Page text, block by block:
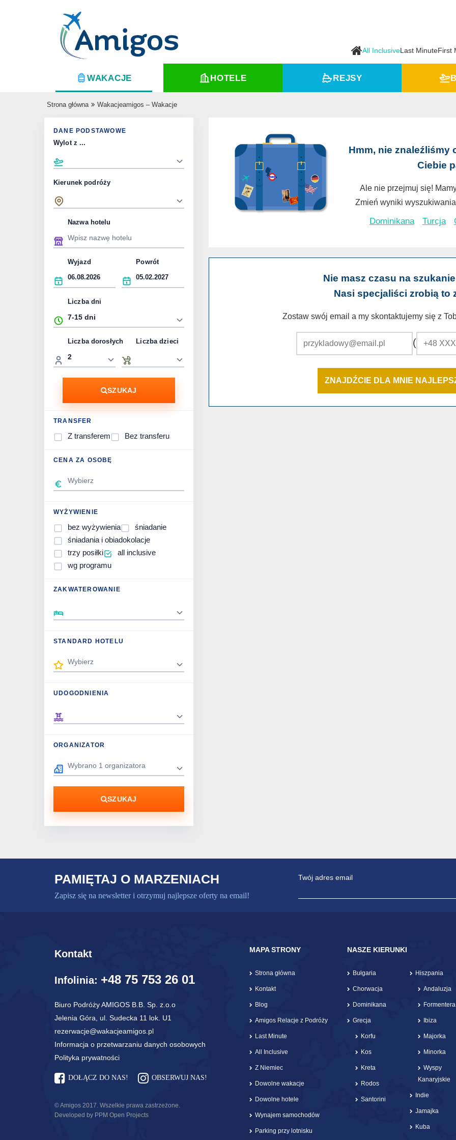
All InclusiveLast MinuteFirst
WAKACJE HOTELE REJSY
Strona główna Wakacjeamigos – Wakacje
DANE PODSTAWOWE
Wylot z ...
Kierunek podróży
Nazwa hotelu
Wyjazd Powrót
Liczba dni
Liczba dorosłych Liczba dzieci
SZUKAJ
TRANSFER
Z transferem Bez transferu
CENA ZA OSOBĘ
WYŻYWIENIE
bez wyżywienia
śniadanie
śniadania i obiadokolacje
trzy posiłki
all inclusive
wg programu
ZAKWATEROWANIE
STANDARD HOTELU
UDOGODNIENIA
ORGANIZATOR
SZUKAJ
Hmm, nie znaleźliśmy
Ciebie
Ale nie przejmuj się!
Zmień wyniki
Dominikana Turcja
Nie masz czasu na
Nasi specjaliści zrobią to
Zostaw swój email a my skontaktujemy się z
(
ZNAJDŹCIE DLA MNIE
PAMIĘTAJ O MARZENIACH
Zapisz się na newsletter i otrzymuj najlepsze oferty na email!
Twój adres email
Kontakt
Infolinia: +48 75 753 26 01
Biuro Podróży AMIGOS B.B. Sp. z.o.o
Jelenia Góra, ul. Sudecka 11 lok. U1
rezerwacje@wakacjeamigos.pl
Informacja o przetwarzaniu danych osobowych
Polityka prywatności
DOŁĄCZ DO NAS! OBSERWUJ NAS!
© Amigos 2017. Wszelkie prawa zastrzeżone.
Developed by PPM Open Projects
MAPA STRONY
Strona główna
Kontakt
Blog
Amigos Relacje z Podróży
Last Minute
All Inclusive
Z Niemiec
Dowolne wakacje
Dowolne hotele
Wynajem samochodów
Parking przy lotnisku
NASZE KIERUNKI
Bułgaria
Chorwacja
Dominikana
Grecja
Korfu
Kos
Kreta
Rodos
Santorini
Hiszpania
Andaluzja
Formentera
Ibiza
Majorka
Minorka
Wyspy
Kanaryjskie
Indie
Jamajka
Kuba